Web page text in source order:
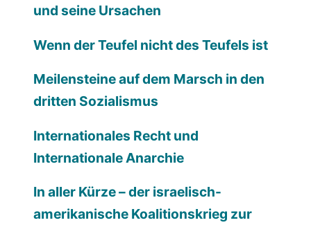
und seine Ursachen
Wenn der Teufel nicht des Teufels ist
Meilensteine auf dem Marsch in den
dritten Sozialismus
Internationales Recht und
Internationale Anarchie
In aller Kürze – der israelisch-
amerikanische Koalitionskrieg zur